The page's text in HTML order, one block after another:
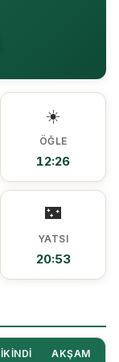
Kaymakam Kaptanoğlu’ndan Kıbrıs Gazisi Recep Kıral’a iftar ziyareti
☀️
ÖĞLE
12:26
🌃
YATSI
20:53
İKINDI AKŞAM